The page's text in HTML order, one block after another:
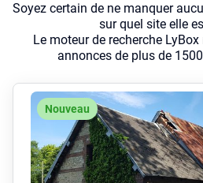
Soyez certain de ne manquer
sur quel site elle
Le moteur de recherche
annonces de plus de
Nouveau